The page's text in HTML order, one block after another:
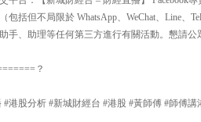
包括但不局限於 WhatsApp、WeChat、Line
手、助理等任何第三方進行有關活動。懇請
？
港股分析 #新城財經台 #港股 #黃師傅 #師傅講